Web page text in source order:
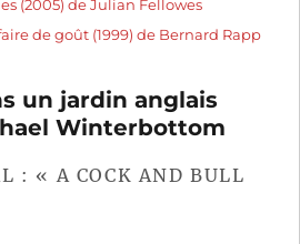
:
(2005) de Julian Fellowes
:de goût (1999) de Bernard Rapp
un jardin anglais
Winterbottom
: « A COCK AND BULL